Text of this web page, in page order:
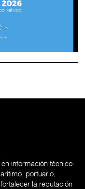
información técnico-
portuario,
la reputación